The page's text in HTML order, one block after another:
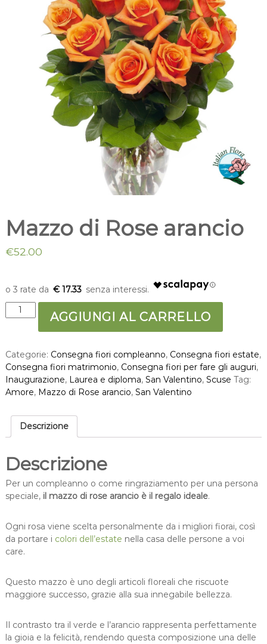
m
i
c
i
l
i
o
t
a
l
i
a
Mazzo di Rose arancio
€52.00
€ 17.33
a
o
d
i
R
r
a
n
c
o
q
u
a
t
i
à
AGGIUNGI AL CARRELLO
Categorie: Consegna fiori compleanno, Consegna fiori estate,
Consegna fiori matrimonio, Consegna fiori per fare gli auguri,
Inaugurazione, Laurea e diploma, San Valentino, Scuse Tag:
Amore, Mazzo di Rose arancio, San Valentino
Descrizione
Descrizione
Per un compleanno o come ringraziamento per una persona
speciale,il mazzo di rose arancio è il regalo ideale.
Ogni rosa viene scelta personalmente da i migliori fiorai, così
da portare i colori dell’estate nella casa delle persone a voi
care.
Questo mazzo è uno degli articoli floreali che riscuote
maggiore successo, grazie alla sua innegabile bellezza.
Il contrasto tra il verde e l’arancio rappresenta perfettamente
la gioia e la felicità, rendendo questa composizione una delle